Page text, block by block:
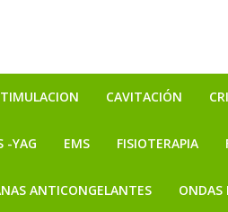
CAVITACIÓN
-YAG EMS FISIOTERAPIA
ANTICONGELANTES ONDAS